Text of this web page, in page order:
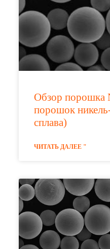
Обзор порошка
порошок
сплава)
ЧИТАТЬ ДАЛЕЕ "